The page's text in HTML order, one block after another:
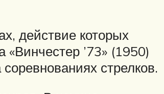
действие которых
’73» (1950)
стрелков.